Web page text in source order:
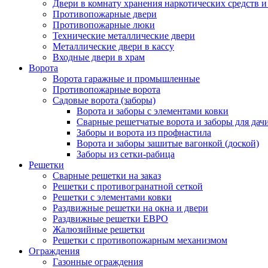
Двери в комнату хранения наркотических
Противопожарные двери
Противопожарные люки
Технические металлические двери
Металлические двери в кассу
Входные двери в храм
Ворота
Ворота гаражные и промышленные
Противопожарные ворота
Садовые ворота (заборы)
Ворота и заборы с элементами ковки
Сварные решетчатые ворота и заборы для
Заборы и ворота из профнастила
Ворота и заборы зашитые вагонкой (доской)
Заборы из сетки-рабица
Решетки
Сварные решетки на заказ
Решетки с противогранатной сеткой
Решетки с элементами ковки
Раздвижные решетки на окна и двери
Раздвижные решетки ЕВРО
Жалюзийные решетки
Решетки с противопожарным механизмом
Ограждения
Газонные ограждения